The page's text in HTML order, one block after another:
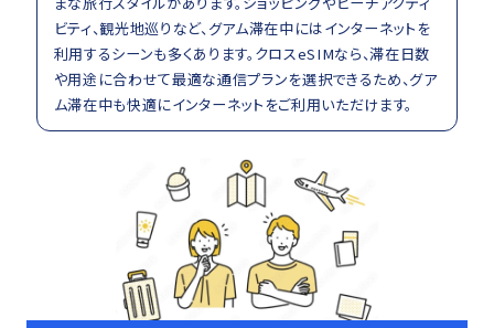
ビティ、観光地巡りなど、グアム滞在中にはインターネットを
利用するシーンも多くあります。クロスeSIMなら、滞在日数
や用途に合わせて最適な通信プランを選択できるため、グア
ム滞在中も快適にインターネットをご利用いただけます。